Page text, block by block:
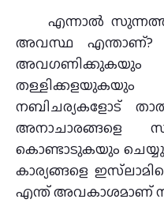
എന്നാല്‍
അവസ്ഥ എന്താണ്?
തള്ളിക്കളയുകയും
നബിചര്യകളോട്
അനാചാരങ്ങളെ
കൊണ്ടാടുകയും
കാര്യങ്ങളെ
എന്ത് അവകാശമാണ്